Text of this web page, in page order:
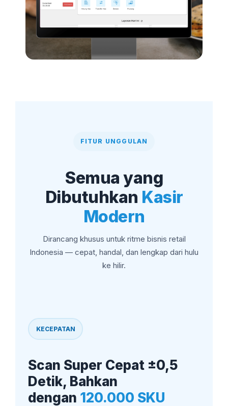
FITUR UNGGULAN
Semua yang
Dibutuhkan Kasir
Modern
Dirancang khusus untuk ritme bisnis retail
Indonesia — cepat, handal, dan lengkap dari hulu
ke hilir.
KECEPATAN
Scan Super Cepat ±0,5
Detik, Bahkan
dengan 120.000 SKU